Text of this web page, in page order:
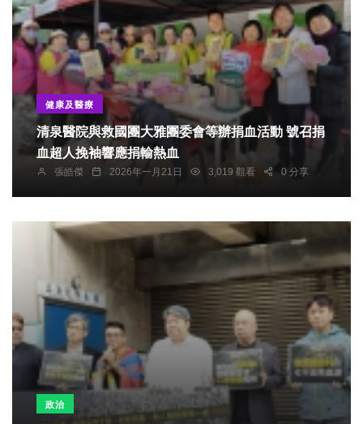
健康及醫療
清泉醫院與救國團大雅團委會等辦捐血活動 號召捐
血超人挽袖響應捐輸熱血
張皓傑 2026年一月21日 3,019 觀看 0 分享
政治